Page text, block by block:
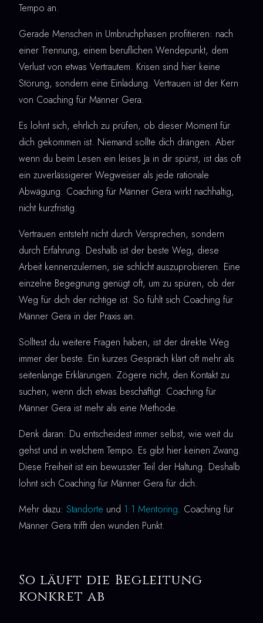
Tempo an.
Gerade Menschen in Umbruchphasen profitieren: nach
einer Trennung, einem beruflichen Wendepunkt, dem
Verlust von etwas Vertrautem. Krisen sind hier keine
Störung, sondern eine Einladung. Vertrauen ist der Kern
von Coaching für Männer Gera.
Es lohnt sich, ehrlich zu prüfen, ob dieser Moment für
dich gekommen ist. Niemand sollte dich drängen. Aber
wenn du beim Lesen ein leises Ja in dir spürst, ist das oft
ein zuverlässigerer Wegweiser als jede rationale
Abwägung. Coaching für Männer Gera wirkt nachhaltig,
nicht kurzfristig.
Vertrauen entsteht nicht durch Versprechen, sondern
durch Erfahrung. Deshalb ist der beste Weg, diese
Arbeit kennenzulernen, sie schlicht auszuprobieren. Eine
einzelne Begegnung genügt oft, um zu spüren, ob der
Weg für dich der richtige ist. So fühlt sich Coaching für
Männer Gera in der Praxis an.
Solltest du weitere Fragen haben, ist der direkte Weg
immer der beste. Ein kurzes Gespräch klärt oft mehr als
seitenlange Erklärungen. Zögere nicht, den Kontakt zu
suchen, wenn dich etwas beschäftigt. Coaching für
Männer Gera ist mehr als eine Methode.
Denk daran: Du entscheidest immer selbst, wie weit du
gehst und in welchem Tempo. Es gibt hier keinen Zwang.
Diese Freiheit ist ein bewusster Teil der Haltung. Deshalb
lohnt sich Coaching für Männer Gera für dich.
Mehr dazu: Standorte und 1:1 Mentoring. Coaching für
Männer Gera trifft den wunden Punkt.
So läuft die Begleitung
konkret ab